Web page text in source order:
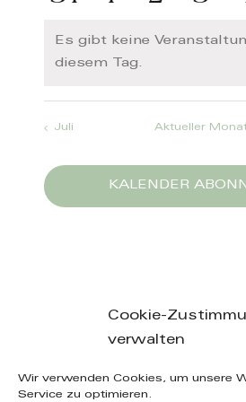
Cookie-
verwalten
Wir verwenden Cookies, um unsere
Service zu optimieren.
Hinweis
Es gibt keine
diesem Tag.
Juli Aktueller
KALENDER
(0) 160-20 49 402 – mail: